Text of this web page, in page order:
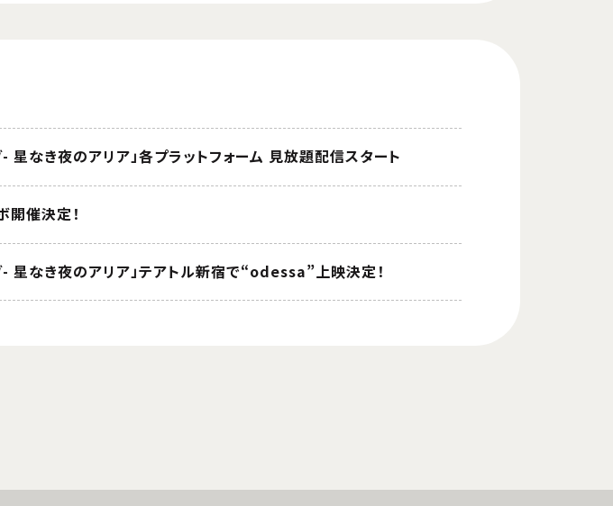
星なき夜のアリア」各プラットフォーム 見放題配信スタート
開催決定！
- 星なき夜のアリア」テアトル新宿で“odessa”上映決定！